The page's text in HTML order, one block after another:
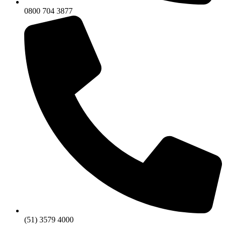
0800 704 3877
(51) 3579 4000